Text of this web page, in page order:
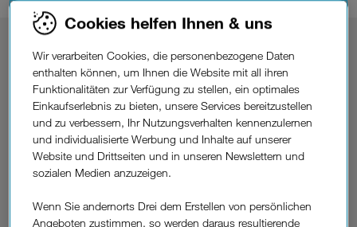
Das Thema Klimawandel hat sich im Bewusstsein der
Cookies helfen Ihnen & uns
Wir verarbeiten Cookies, die personenbezogene Daten
enthalten können, um Ihnen die Website mit all ihren
Funktionalitäten zur Verfügung zu stellen, ein optimales
Einkaufserlebnis zu bieten, unsere Services bereitzustellen
und zu verbessern, Ihr Nutzungsverhalten kennenzulernen
und individualisierte Werbung und Inhalte auf unserer
Website und Drittseiten und in unseren Newslettern und
sozialen Medien anzuzeigen.
Wenn Sie andernorts Drei dem Erstellen von persönlichen
Angeboten zustimmen, so werden daraus resultierende